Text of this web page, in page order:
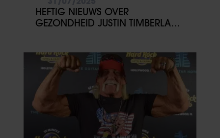
HEFTIG NIEUWS OVER
GEZONDHEID JUSTIN TIMBERLAKE: